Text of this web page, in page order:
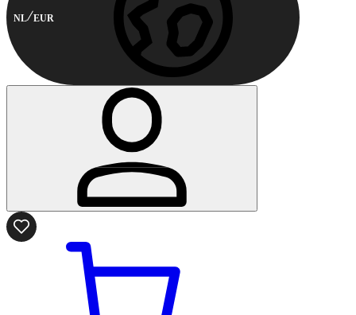
NL EUR